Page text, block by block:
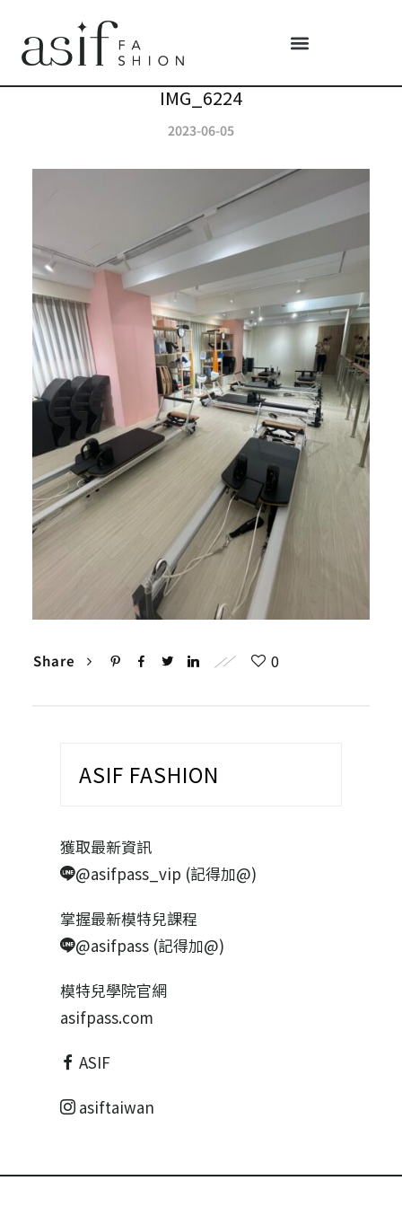
IMG_6224
2023-06-05
Share 0
ASIF FASHION
獲取最新資訊
@asifpass_vip (記得加@)
掌握最新模特兒課程
@asifpass (記得加@)
模特兒學院官網
asifpass.com
ASIF
asiftaiwan